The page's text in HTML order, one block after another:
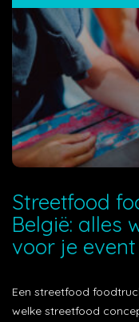
Streetfood
België: alles
voor je event
Een streetfood
welke streetfood